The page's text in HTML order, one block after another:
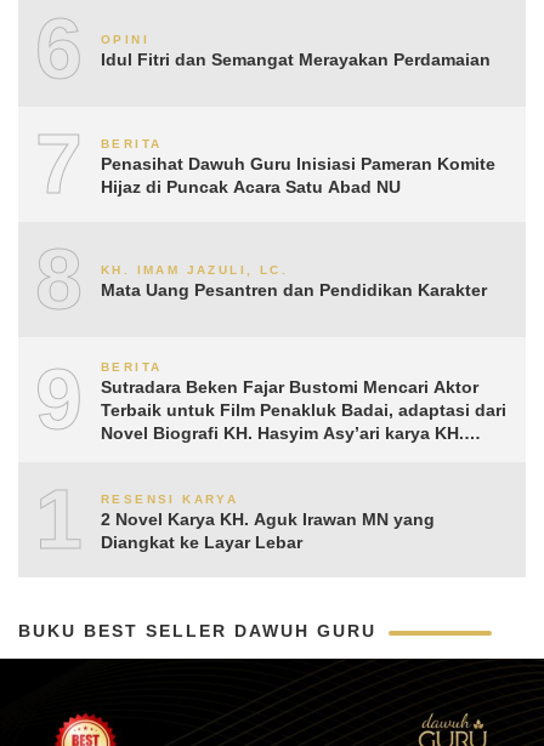
6 OPINI
Idul Fitri dan Semangat Merayakan Perdamaian
7 BERITA
Penasihat Dawuh Guru Inisiasi Pameran Komite
Hijaz di Puncak Acara Satu Abad NU
8 KH. IMAM JAZULI, LC.
Mata Uang Pesantren dan Pendidikan Karakter
9 BERITA
Sutradara Beken Fajar Bustomi Mencari Aktor
Terbaik untuk Film Penakluk Badai, adaptasi dari
Novel Biografi KH. Hasyim Asy’ari karya KH.
10RESENSI KARYA
2 Novel Karya KH. Aguk Irawan MN yang
Diangkat ke Layar Lebar
BUKU BEST SELLER DAWUH GURU